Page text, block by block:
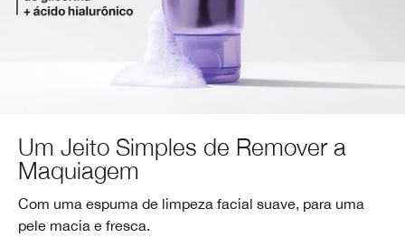
Um Jeito Simples de Remover a
Maquiagem
Com uma espuma de limpeza facial suave, para uma
pele macia e fresca.